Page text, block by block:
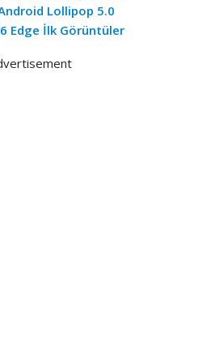
Lollipop 5.0
Edge İlk Görüntüler